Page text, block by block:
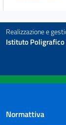
Realizzazione e
Istituto Poligrafico
Normattiva